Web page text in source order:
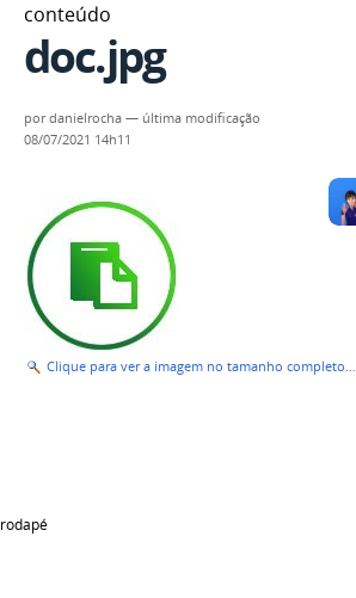
conteúdo
doc.jpg
pordanielrocha — última modificação
08/07/2021 14h11
Clique para ver a imagem no tamanho completo…
rodapé